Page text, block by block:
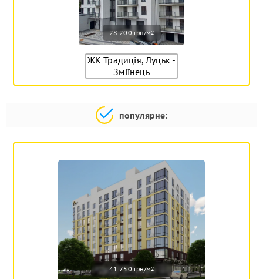
28 200 грн/м2
ЖК Традиція, Луцьк -
Зміїнець
популярне:
41 750 грн/м2